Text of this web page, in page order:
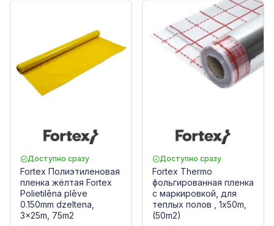
Доступно сразу
Fortex Полиэтиленовая
пленка жёлтая Fortex
Polietilēna plēve
0.150mm dzeltena,
3x25m, 75m2
Доступно сразу
Fortex Thermo
фольгированная пленка
с маркировкой, для
теплых полов , 1x50m,
(50m2)